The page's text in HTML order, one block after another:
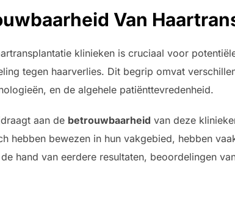
Van
klinieken is cruciaal voor
tegen haarverlies. Dit begrip omvat
en de algehele patiënttevredenheid.
aan de betrouwbaarheid van deze
hebben bewezen in hun vakgebied, hebben
hand van eerdere resultaten, beoordelingen